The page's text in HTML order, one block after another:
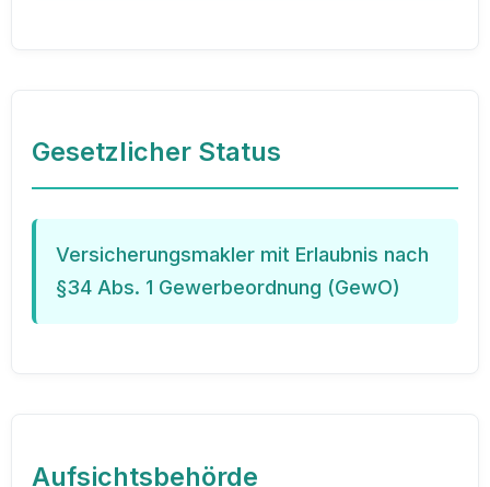
Gesetzlicher Status
Versicherungsmakler mit Erlaubnis nach
§34 Abs. 1 Gewerbeordnung (GewO)
Aufsichtsbehörde